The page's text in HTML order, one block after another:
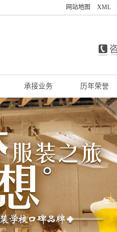
网站地图 XML
承接业务 历年荣誉